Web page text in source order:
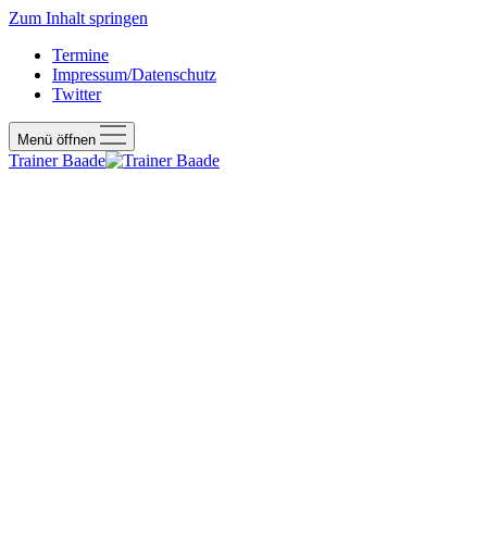
Zum Inhalt springen
Termine
Impressum/Datenschutz
Twitter
Menü öffnen
Trainer Baade